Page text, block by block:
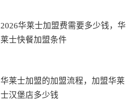
2026华莱士加盟费需要多少钱，华
莱士快餐加盟条件
华莱士加盟的加盟流程，加盟华莱
士汉堡店多少钱